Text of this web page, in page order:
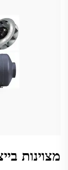
מצוינות